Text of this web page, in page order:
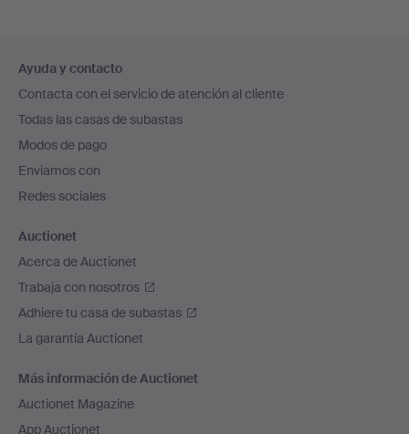
en
el
pie
de
página
Ayuda y contacto
Contacta con el servicio de atención al cliente
Todas las casas de subastas
Modos de pago
Enviamos con
Redes sociales
Auctionet
Acerca de Auctionet
Trabaja con nosotros
Adhiere tu casa de subastas
La garantía Auctionet
Más información de Auctionet
Auctionet Magazine
App Auctionet